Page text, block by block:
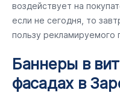
воздействует на
если не сегодня, то
пользу рекламируемого
Баннеры в
фасадах в